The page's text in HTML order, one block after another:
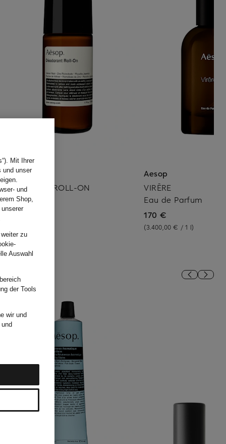
ROLL-ON
€
Aesop
VIRĒRE
Eau de Parfum
170 €
(3.400,00 € / 1 l)
Mit Ihrer
und unser
und
Shop,
zu
Auswahl
der Tools
wir und
und